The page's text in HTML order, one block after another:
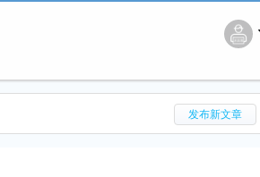
搜 索
发布新文章